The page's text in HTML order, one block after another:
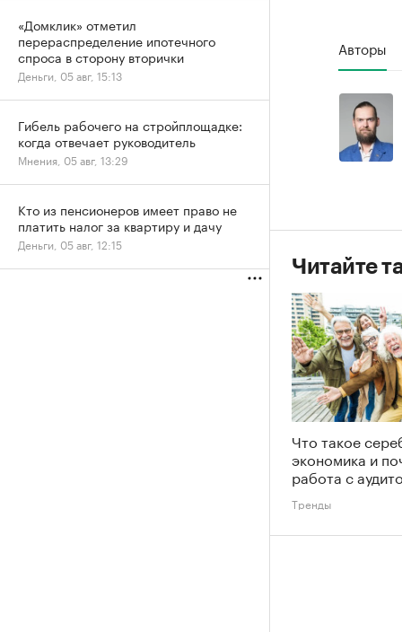
Авторы
Читайте
Что такое
экономика и
работа с
Тренды
«Домклик» отметил
перераспределение ипотечного
спроса в сторону вторички
Деньги, 05 авг, 15:13
Гибель рабочего на стройплощадке:
когда отвечает руководитель
Мнения, 05 авг, 13:29
Кто из пенсионеров имеет право не
платить налог за квартиру и дачу
Деньги, 05 авг, 12:15